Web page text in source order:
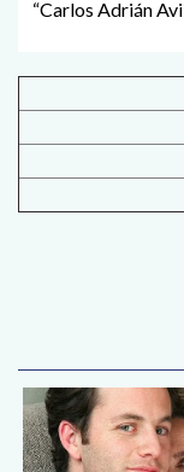
“Carlos Adrián